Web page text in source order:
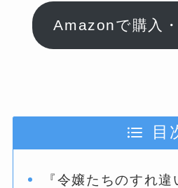
Amazonで購入
目
『令嬢たちのすれ